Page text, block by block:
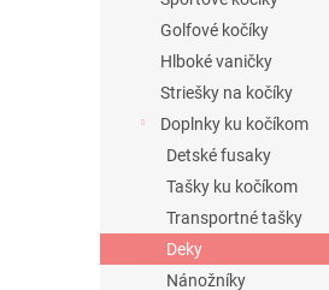
Golfové kočíky
Hlboké vaničky
Striešky na kočíky
Doplnky ku kočíkom
Detské fusaky
Tašky ku kočíkom
Transportné tašky
Deky
Nánožníky